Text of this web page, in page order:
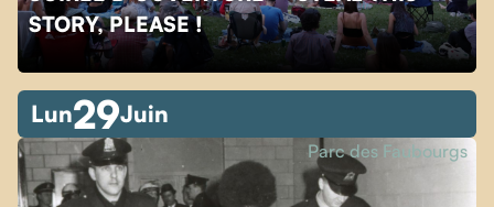
STORY, PLEASE !
Lun29Juin
Parc des Faubourgs